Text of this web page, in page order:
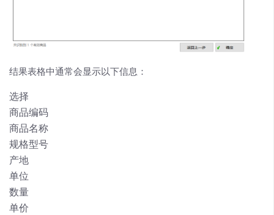
结果表格中通常会显示以下信息：
选择
商品编码
商品名称
规格型号
产地
单位
数量
单价